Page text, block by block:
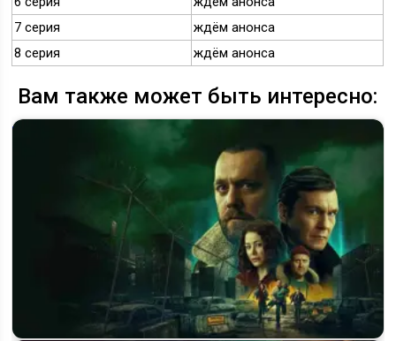
7 серия
ждём анонса
8 серия
ждём анонса
Вам также может быть интересно: